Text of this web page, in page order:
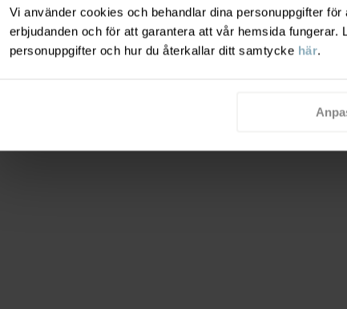
Vi använder cookies och behandlar dina personuppgifter
erbjudanden och för att garantera att vår hemsida
personuppgifter och hur du återkallar ditt samtycke här.